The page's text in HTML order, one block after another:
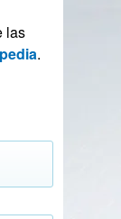
las
.